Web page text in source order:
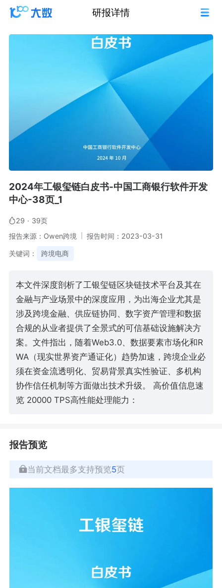
研报详情
2024年工银玺链白皮书-中国工商银行软件开发
中心-38页_1
29 · 39页
报告来源：Owen跨境
报告时间：2023-03-31
关键词： 跨境电商
本文件深度剖析了工银玺链区块链技术平台及其在
金融与产业场景中的深度应用，为出海企业尤其是
涉及跨境金融、供应链协同、数字资产管理和数据
合规的从业者提供了全景式的可信基础设施解决方
案。文件指出，随着Web3.0、数据要素市场化和R
WA（现实世界资产通证化）趋势加速，跨境企业必
须在资金流透明化、贸易背景真实性验证、多机构
协作信任机制等方面做出技术升级。 高价值信息速
览 20000 TPS高性能处理能力：
报告预览
当前文档最多支持预览5页